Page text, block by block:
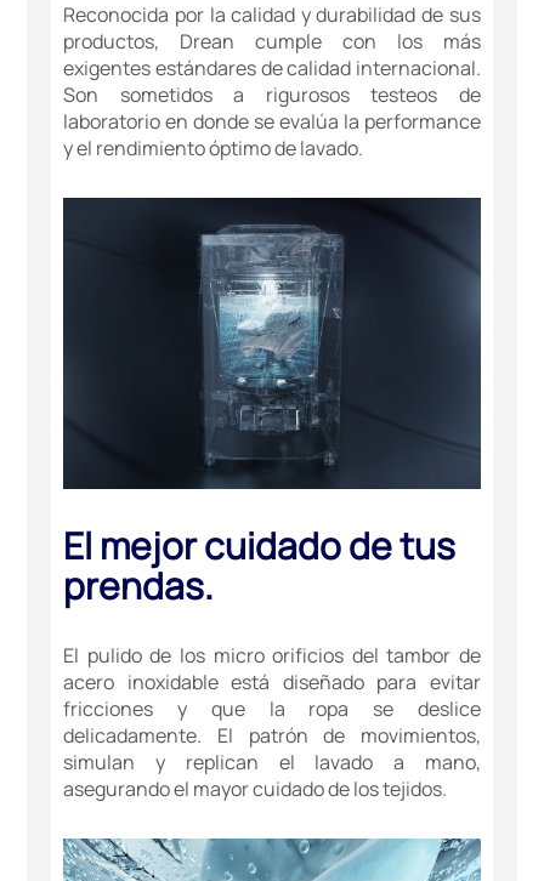
Reconocida por la calidad y durabilidad de sus
productos, Drean cumple con los más
exigentes estándares de calidad internacional.
Son sometidos a rigurosos testeos de
laboratorio en donde se evalúa la performance
y el rendimiento óptimo de lavado.
El mejor cuidado de tus
prendas.
El pulido de los micro orificios del tambor de
acero inoxidable está diseñado para evitar
fricciones y que la ropa se deslice
delicadamente. El patrón de movimientos,
simulan y replican el lavado a mano,
asegurando el mayor cuidado de los tejidos.